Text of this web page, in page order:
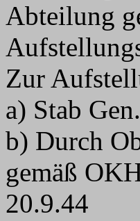
Abteilung
Zur
a) Stab
b) Durch
gemäß
20.9.44